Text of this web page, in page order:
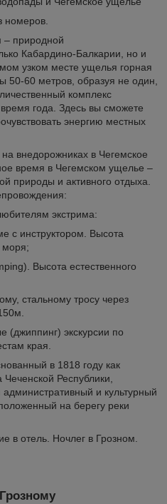
номеров.
– природной
Кабардино-Балкарии, но и
узком месте ущелья горная
50-60 метров, образуя не один,
комплекс
года. Здесь вы сможете
энергию местных
внедорожниках в Чегемское
время в Чегемском ущелье –
природы и активного отдыха.
экстрима:
с инструктором. Высота
моря;
Высота естественного
стальному тросу через
(джиппинг) экскурсии по
края.
в 1818 году как
Чеченской Республики,
и культурный
на берегу реки
в отель. Ночлег в Грозном.